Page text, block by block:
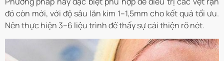
đỏ còn mới, với độ sâu lăn kim 1–1,5mm cho kết quả tối ưu.
Nên thực hiện 3–6 liệu trình để thấy sự cải thiện rõ nét.